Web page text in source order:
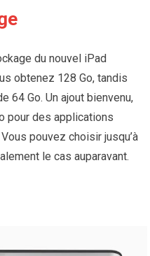
du nouvel iPad
obtenez 128 Go, tandis
64 Go. Un ajout bienvenu,
pour des applications
pouvez choisir jusqu’à
le cas auparavant.